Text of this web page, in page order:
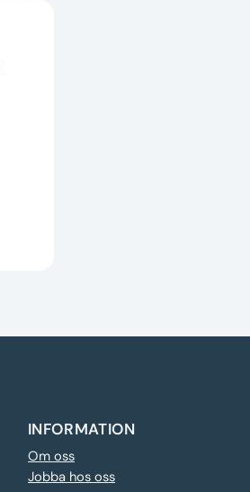
INFORMATION
Om oss
Jobba hos oss